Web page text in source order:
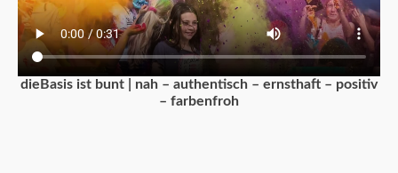
dieBasis ist bunt | nah – authentisch – ernsthaft – positiv
– farbenfroh